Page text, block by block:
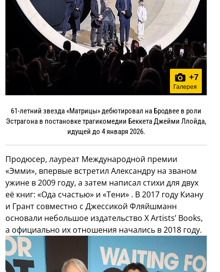
+7
Галерея
61-летний звезда «Матрицы» дебютировал на Бродвее в роли
Эстрагона в постановке трагикомедии Беккета Джейми Ллойда,
идущей до 4 января 2026.
Продюсер, лауреат Международной премии
«Эмми», впервые встретил Александру на званом
ужине в 2009 году, а затем написал стихи для двух
её книг: «Ода счастью» и «Тени» . В 2017 году Киану
и Грант совместно с Джессикой Фляйшманн
основали небольшое издательство X Artists’ Books,
а официально их отношения начались в 2018 году.